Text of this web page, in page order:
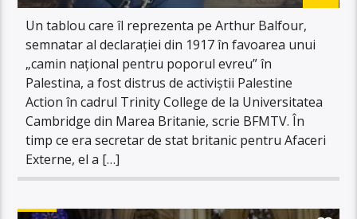
Un tablou care îl reprezenta pe Arthur Balfour,
semnatar al declarației din 1917 în favoarea unui
„camin național pentru poporul evreu” în
Palestina, a fost distrus de activiștii Palestine
Action în cadrul Trinity College de la Universitatea
Cambridge din Marea Britanie, scrie BFMTV. În
timp ce era secretar de stat britanic pentru Afaceri
Externe, el a […]